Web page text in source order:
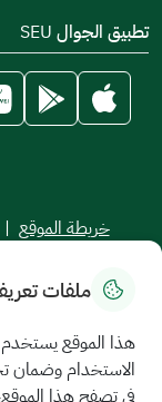
تطبيق الجوال SEU
خريطة الموقع |
جميع الحقوق
ملفات
هذا الموقع يستخدم
الاستخدام وضمان
في تصفح هذا